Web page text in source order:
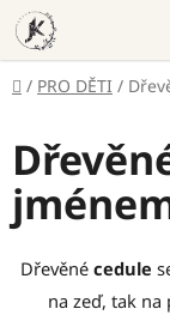
Přejít
na
obsah
Domů
/ PRO DĚTI /
Dřevěné cedule
na zeď, tak